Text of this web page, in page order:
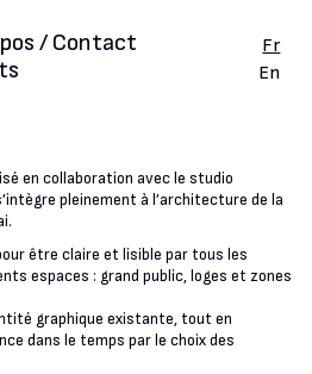
/ Contact
Fr
En
en collaboration avec le studio
pleinement à l’architecture de la
être claire et lisible par tous les
espaces : grand public, loges et zones
graphique existante, tout en
dans le temps par le choix des